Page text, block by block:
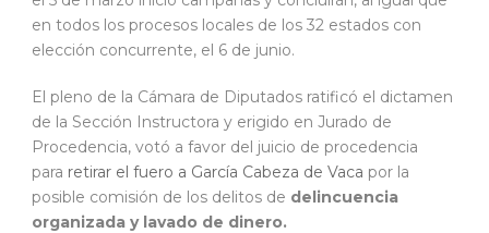
en todos los procesos locales de los 32 estados con
elección concurrente, el 6 de junio.
El pleno de la Cámara de Diputados ratificó el dictamen
de la Sección Instructora y erigido en Jurado de
Procedencia, votó a favor del juicio de procedencia
para retirar el fuero a García Cabeza de Vaca por la
posible comisión de los delitos de delincuencia
organizada y lavado de dinero.